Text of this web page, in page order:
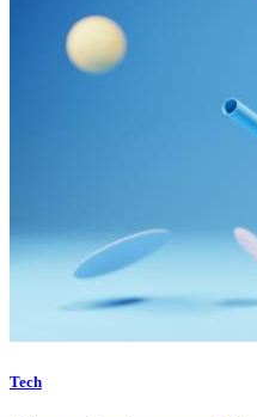
Tech